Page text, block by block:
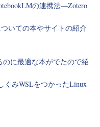
の連携法―Zotero
いての本やサイトの紹介
に最適な本がでたので紹
くみWSLをつかったLinux